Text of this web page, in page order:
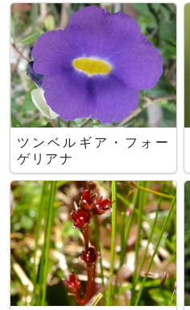
ツンベルギア・フォー
ゲリアナ